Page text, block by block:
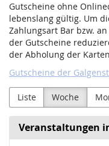
Gutscheine ohne
lebenslang gültig. Um
Zahlungsart Bar bzw.
der Gutscheine
der Abholung der
Gutscheine der
Liste Woche
Veranstaltungen in